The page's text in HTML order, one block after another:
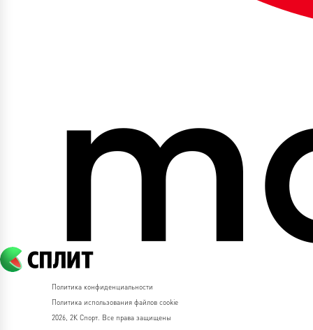
Политика конфиденциальности
Политика использования файлов cookie
2026, 2К Спорт. Все права защищены